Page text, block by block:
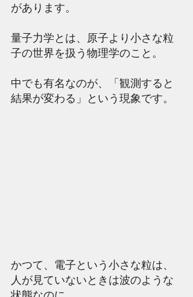
があります。
量子力学とは、原子より小さな粒
子の世界を扱う物理学のこと。
中でも有名なのが、「観測すると
結果が変わる」という現象です。
かつて、電子という小さな粒は、
人が見ていないときは波のような